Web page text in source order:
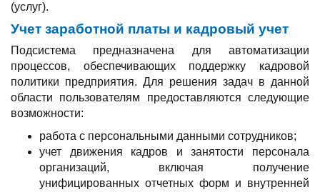
(услуг).
Учет заработной платы и кадровый учет
Подсистема предназначена для автоматизации
процессов, обеспечивающих поддержку кадровой
политики предприятия. Для решения задач в данной
области пользователям предоставляются следующие
возможности:
работа с персональными данными сотрудников;
учет движения кадров и занятости персонала
организаций, включая получение
унифицированных отчетных форм и внутренней